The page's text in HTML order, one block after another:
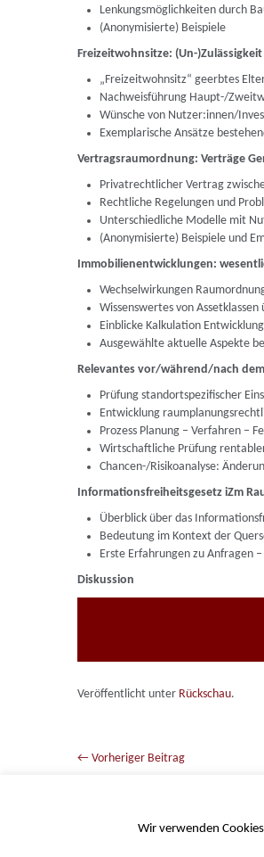
Lenkungsmöglichkeiten durch
(Anonymisierte) Beispiele
Freizeitwohnsitze: (Un-
„Freizeitwohnsitz“ geerbtes
Nachweisführung Haupt-/
Wünsche von Nutzer:innen/
Exemplarische Ansätze
Vertragsraumordnung: Verträge
Privatrechtlicher Vertrag
Rechtliche Regelungen und
Unterschiedliche Modelle mit
(Anonymisierte) Beispiele und
Immobilienentwicklungen:
Wechselwirkungen
Wissenswertes von
Einblicke Kalkulation
Ausgewählte aktuelle Aspekte
Relevantes vor/während/nach
Prüfung standortspezifischer
Entwicklung
Prozess Planung – Verfahren –
Wirtschaftliche Prüfung
Chancen-/Risikoanalyse:
Informationsfreiheitsgesetz iZm
Überblick über das
Bedeutung im Kontext der
Erste Erfahrungen zu Anfragen
Diskussion
Veröffentlicht unter Rückschau.
← Vorheriger Beitrag
Wir verwenden